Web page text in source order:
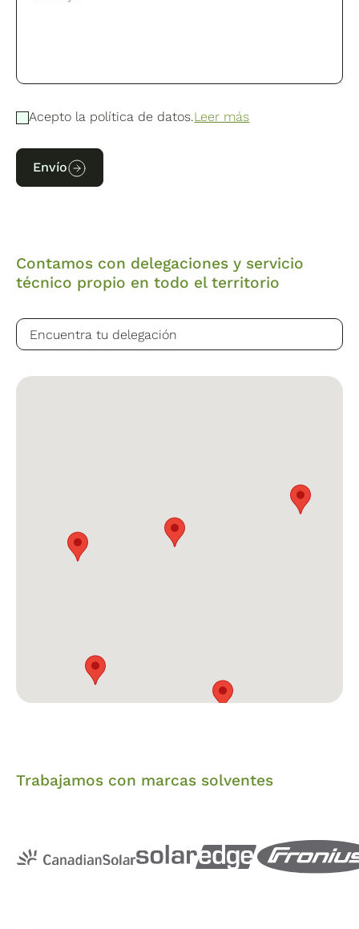
Acepto la política de datos.Leer más
Envío
Contamos con delegaciones y servicio
técnico propio en todo el territorio
Trabajamos con marcas solventes